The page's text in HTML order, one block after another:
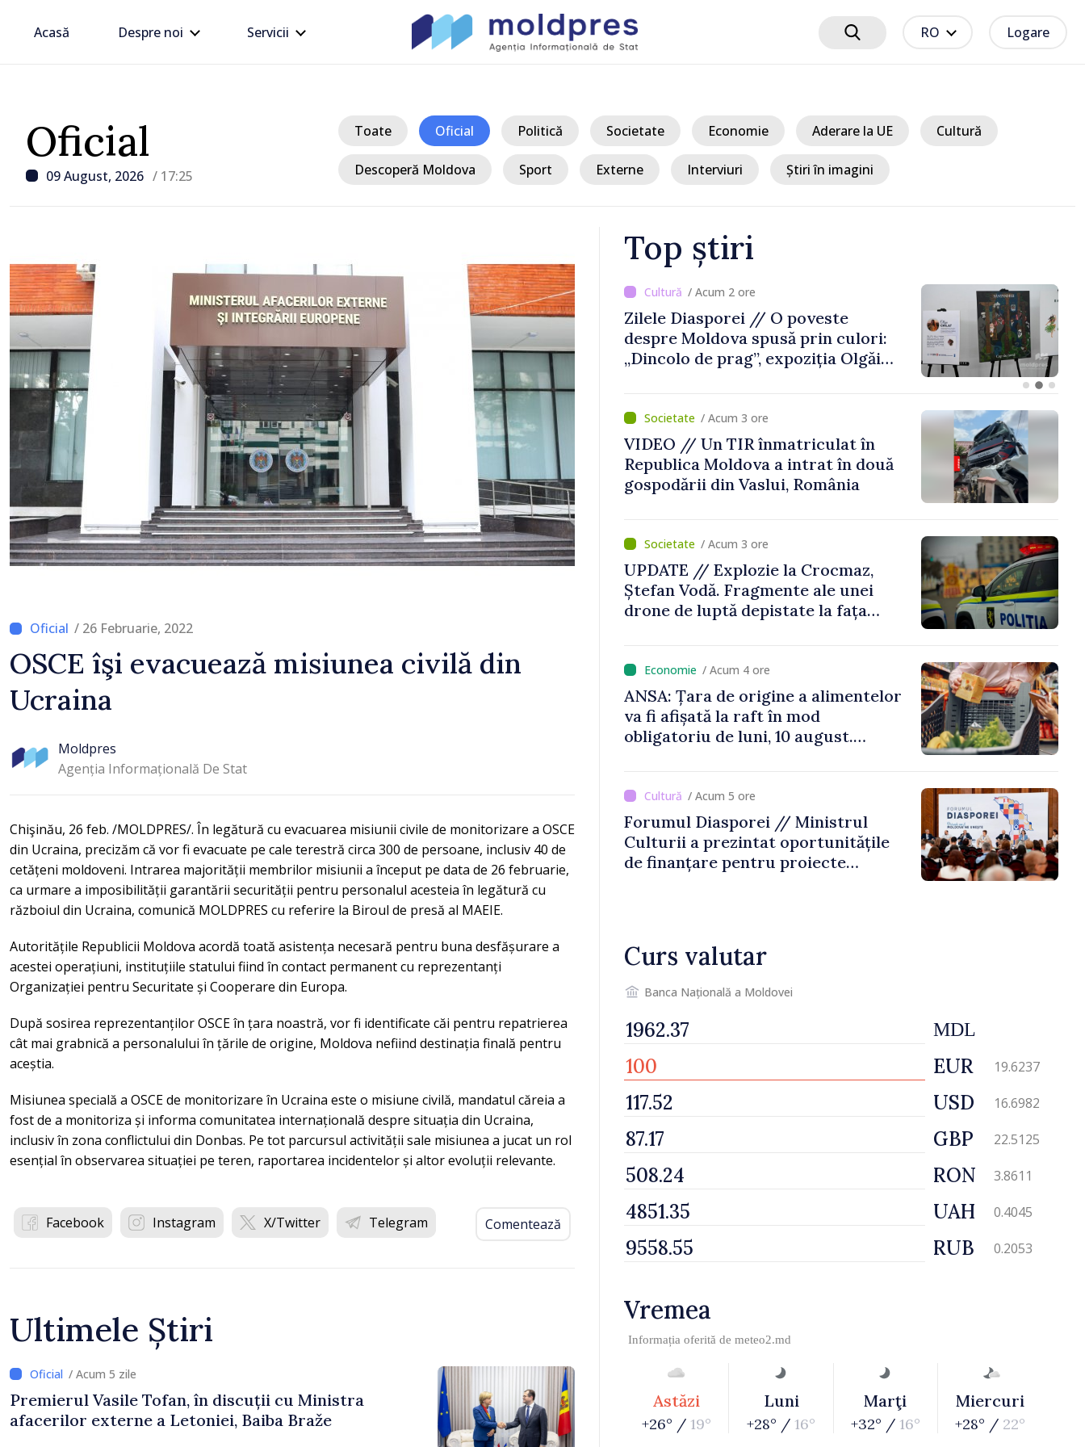
Acasă Despre noi Servicii RO Logare
Oficial
09 August, 2026 / 17:25
Toate Oficial Politică Societate Economie Aderare la UE Cultură
Descoperă Moldova Sport Externe Interviuri Știri în imagini
/ 26 Februarie, 2022
OSCE îşi evacuează misiunea civilă din
Ucraina
Moldpres
Agenția Informațională De Stat
Chişinău, 26 feb. /MOLDPRES/. În legătură cu evacuarea misiunii civile de monitorizare a OSCE
din Ucraina, precizăm că vor fi evacuate pe cale terestră circa 300 de persoane, inclusiv 40 de
cetățeni moldoveni. Intrarea majorității membrilor misiunii a început pe data de 26 februarie,
ca urmare a imposibilității garantării securității pentru personalul acesteia în legătură cu
războiul din Ucraina, comunică MOLDPRES cu referire la Biroul de presă al MAEIE.
Autoritățile Republicii Moldova acordă toată asistența necesară pentru buna desfășurare a
acestei operațiuni, instituțiile statului fiind în contact permanent cu reprezentanți
Organizației pentru Securitate și Cooperare din Europa.
După sosirea reprezentanților OSCE în țara noastră, vor fi identificate căi pentru repatrierea
cât mai grabnică a personalului în țările de origine, Moldova nefiind destinația finală pentru
aceștia.
Misiunea specială a OSCE de monitorizare în Ucraina este o misiune civilă, mandatul căreia a
fost de a monitoriza și informa comunitatea internațională despre situația din Ucraina,
inclusiv în zona conflictului din Donbas. Pe tot parcursul activității sale misiunea a jucat un rol
esențial în observarea situației pe teren, raportarea incidentelor și altor evoluții relevante.
Facebook Instagram X/Twitter Telegram Comentează
Ultimele Știri
/ Acum 5 zile
Premierul Vasile Tofan, în discuții cu Ministra
afacerilor externe a Letoniei, Baiba Braže
Top știri
/ Acum 2 ore
Zilele Diasporei // O poveste
despre Moldova spusă prin culori:
„Dincolo de prag”, expoziția Olgăi
Chilat, stabilită la Bruxelles
/ Acum 2 ore
Trafic intens la postul vamal Otaci-
Moghilev-Podolsk, pe sensul de
ieșire din Republica Moldova
/ Acum 3 ore
VIDEO // Un TIR înmatriculat în
Republica Moldova a intrat în două
gospodării din Vaslui, România
/ Acum 3 ore
UPDATE // Explozie la Crocmaz,
Ștefan Vodă. Fragmente ale unei
drone de luptă depistate la fața
/ Acum 4 ore
ANSA: Țara de origine a alimentelor
va fi afișată la raft în mod
obligatoriu de luni, 10 august.
/ Acum 5 ore
Forumul Diasporei // Ministrul
Culturii a prezintat oportunitățile
de finanțare pentru proiecte
Curs valutar
Banca Națională a Moldovei
MDL
EUR 19.6237
USD 16.6982
GBP 22.5125
RON 3.8611
UAH 0.4045
RUB 0.2053
Vremea
Informația oferită de meteo2.md
Astăzi
+26° / 19°
Luni
+28° / 16°
Marţi
+32° / 16°
Miercuri
+28° / 22°